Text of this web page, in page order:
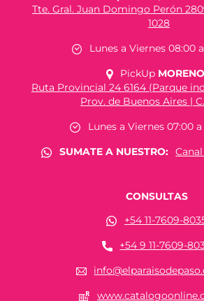
Tte. Gral. Juan Domingo Perón
1028
Lunes a Viernes 08:00 a
PickUp
Ruta Provincial 24 6164 (Parque
Prov. de Buenos Aires |
Lunes a Viernes 07:00 a
SUMATE A NUESTRO:
CONSULTAS
+54 11-7609-
+54 9 11-7609-